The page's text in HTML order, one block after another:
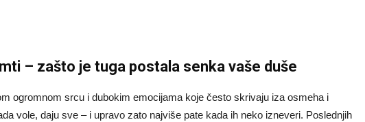
– zašto je tuga postala senka vaše duše
ogromnom srcu i dubokim emocijama koje često skrivaju iza osmeha i
vole, daju sve – i upravo zato najviše pate kada ih neko izneveri. Poslednjih